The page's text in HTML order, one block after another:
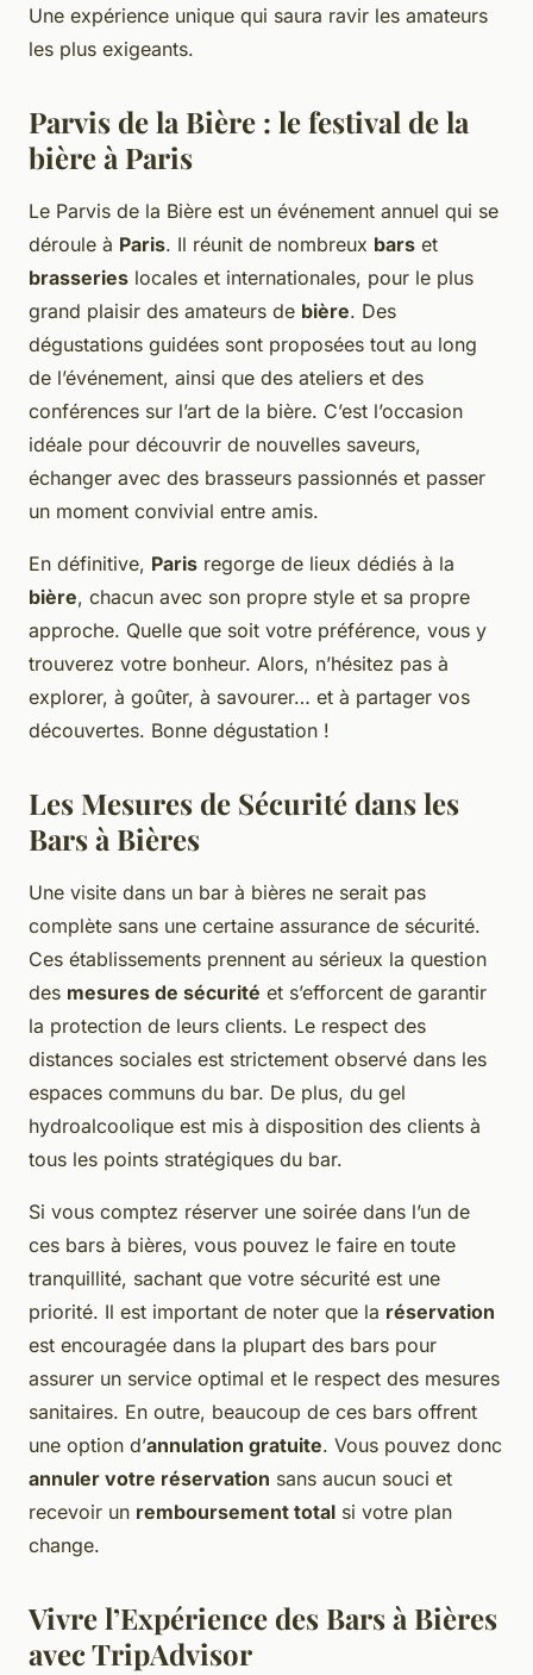
Une expérience unique qui saura ravir les amateurs
les plus exigeants.
Parvis de la Bière : le festival de la
bière à Paris
Le Parvis de la Bière est un événement annuel qui se
déroule à Paris. Il réunit de nombreux bars et
brasseries locales et internationales, pour le plus
grand plaisir des amateurs de bière. Des
dégustations guidées sont proposées tout au long
de l’événement, ainsi que des ateliers et des
conférences sur l’art de la bière. C’est l’occasion
idéale pour découvrir de nouvelles saveurs,
échanger avec des brasseurs passionnés et passer
un moment convivial entre amis.
En définitive, Paris regorge de lieux dédiés à la
bière, chacun avec son propre style et sa propre
approche. Quelle que soit votre préférence, vous y
trouverez votre bonheur. Alors, n’hésitez pas à
explorer, à goûter, à savourer… et à partager vos
découvertes. Bonne dégustation !
Les Mesures de Sécurité dans les
Bars à Bières
Une visite dans un bar à bières ne serait pas
complète sans une certaine assurance de sécurité.
Ces établissements prennent au sérieux la question
des mesures de sécurité et s’efforcent de garantir
la protection de leurs clients. Le respect des
distances sociales est strictement observé dans les
espaces communs du bar. De plus, du gel
hydroalcoolique est mis à disposition des clients à
tous les points stratégiques du bar.
Si vous comptez réserver une soirée dans l’un de
ces bars à bières, vous pouvez le faire en toute
tranquillité, sachant que votre sécurité est une
priorité. Il est important de noter que la réservation
est encouragée dans la plupart des bars pour
assurer un service optimal et le respect des mesures
sanitaires. En outre, beaucoup de ces bars offrent
une option d’annulation gratuite. Vous pouvez donc
annuler votre réservation sans aucun souci et
recevoir un remboursement total si votre plan
change.
Vivre l’Expérience des Bars à Bières
avec TripAdvisor